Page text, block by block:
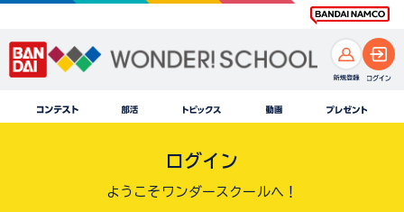
ログイン
ようこそワンダースクールへ！